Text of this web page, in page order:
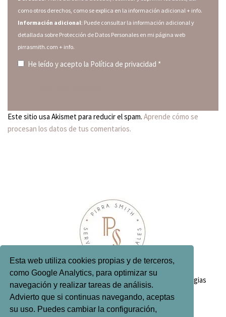
Esta web utiliza cookies propias y de terceros,
como Google Analytics, para optimizar su
navegación y realizar tareas de análisis.
Advierto que si continuas navegando, aceptas
su uso. Puedes cambiar la configuración,
como otros derechos, como se explica en la información adicional+ info.
Información adicional: Puede consultar la información adicional y
detallada sobre Protección de Datos Personales en mi página web
pirrasmith.com + info.
He leído y acepto la Política de privacidad *
Este sitio usa Akismet para reducir el spam. Aprende cómo se
procesan los datos de tus comentarios.
Quién soy Servicios editoriales
Antologias